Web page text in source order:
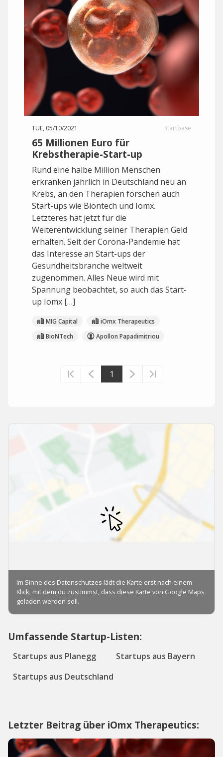
TUE, 05/10/2021 Startbase
65 Millionen Euro für
Krebstherapie-Start-up
Rund eine halbe Million Menschen
erkranken jährlich in Deutschland neu an
Krebs, an den Therapien forschen auch
Start-ups wie Biontech und Iomx.
Letzteres hat jetzt für die
Weiterentwicklung seiner Therapien Geld
erhalten. Seit der Corona-Pandemie hat
das Interesse an Start-ups der
Gesundheitsbranche weltweit
zugenommen. Alles Neue wird mit
Spannung beobachtet, so auch das Start-
up Iomx […]
MIG Capital
iOmx Therapeutics
BioNTech
Apollon Papadimitriou
1
Umfassende Startup-Listen:
Startups aus Planegg
Startups aus Bayern
Startups aus Deutschland
Letzter Beitrag über iOmx Therapeutics: